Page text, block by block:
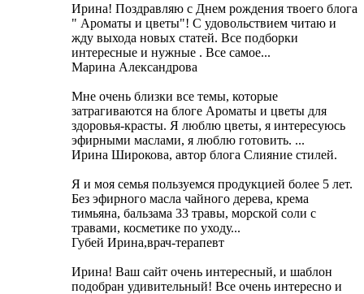
Ирина! Поздравляю с Днем рождения твоего блога
" Ароматы и цветы"! С удовольствием читаю и
жду выхода новых статей. Все подборки
интересные и нужные . Все самое...
Марина Александрова
Мне очень близки все темы, которые
затрагиваются на блоге Ароматы и цветы для
здоровья-красты. Я люблю цветы, я интересуюсь
эфирными маслами, я люблю готовить. ...
Ирина Широкова, автор блога Слияние стилей.
Я и моя семья пользуемся продукцией более 5 лет.
Без эфирного масла чайного дерева, крема
тимьяна, бальзама 33 травы, морской соли с
травами, косметике по уходу...
Губей Ирина,врач-терапевт
Ирина! Ваш сайт очень интересный, и шаблон
подобран удивительный! Все очень интересно и